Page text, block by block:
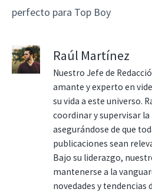
perfecto para Top Boy
Raúl Martínez
Nuestro Jefe de
amante y experto en
su vida a este universo.
coordinar y supervisar
asegurándose de que
publicaciones sean
Bajo su liderazgo,
mantenerse a la
novedades y tendencias